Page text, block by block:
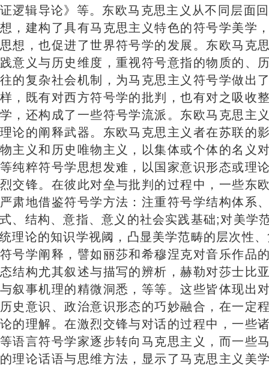
逻辑导论》等。东欧马克思主义从不同层面
，建构了具有马克思主义特色的符号学美学
想，也促进了世界符号学的发展。东欧马克
意义与历史维度，重视符号意指的物质的、
的复杂社会机制，为马克思主义符号学做出
，既有对西方符号学的批判，也有对之吸收
，还构成了一些符号学流派。东欧马克思主
论的阐释武器。东欧马克思主义者在苏联的
主义和历史唯物主义，以集体或个体的名义
纯粹符号学思想发难，以国家意识形态或理
交锋。在彼此对垒与批判的过程中，一些东
肃地借鉴符号学方法：注重符号学结构体系
、结构、意指、意义的社会实践基础;对美学
理论的知识学视阈，凸显美学范畴的层次性
号学阐释，譬如丽莎和希穆涅克对音乐作品
结构尤其叙述与描写的辨析，赫勒对莎士比
叙事机理的精微洞悉，等等。这些皆体现出
史意识、政治意识形态的巧妙融合，在一定
的理解。在激烈交锋与对话的过程中，一些
语言符号学家逐步转向马克思主义，而一些
理论话语与思维方法，显示了马克思主义美